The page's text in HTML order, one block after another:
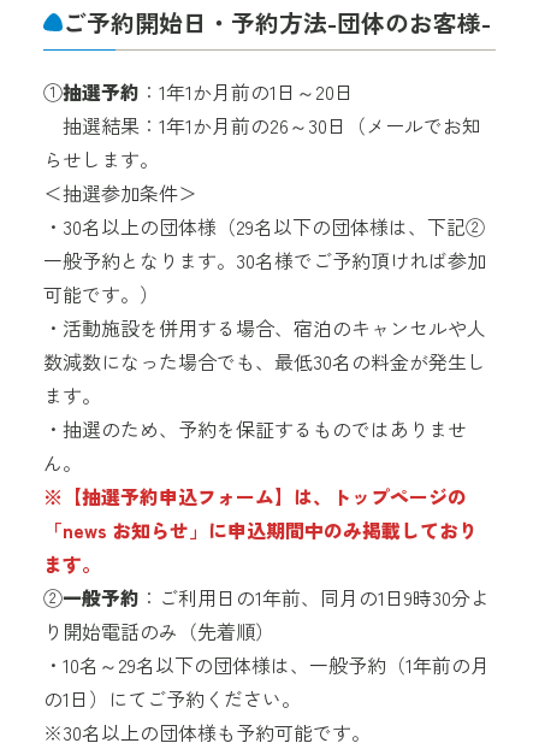
ご予約開始日・予約方法-団体のお客様-
①抽選予約 ：1年1か月前の1日～20日
抽選結果：1年1か月前の26～30日（メールでお知
らせします。
＜抽選参加条件＞
・30名以上の団体様（29名以下の団体様は、下記②
一般予約となります。30名様でご予約頂ければ参加
可能です。）
・活動施設を併用する場合、宿泊のキャンセルや人
数減数になった場合でも、最低30名の料金が発生し
ます。
・抽選のため、予約を保証するものではありませ
ん。
※【抽選予約申込フォーム】は、トップページの
「news お知らせ」に申込期間中のみ掲載しており
ます。
②一般予約 ：ご利用日の1年前、同月の1日9時30分よ
り開始電話のみ（先着順）
・10名～29名以下の団体様は、一般予約（1年前の月
の1日）にてご予約ください。
※30名以上の団体様も予約可能です。